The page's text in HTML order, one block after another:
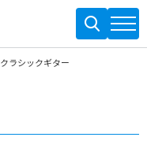
クラシックギター